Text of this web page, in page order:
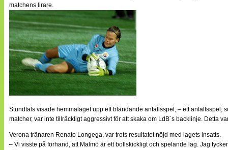
matchens lirare.
Stundtals visade hemmalaget upp ett bländande anfallsspel, – ett
matcher, var inte tillräckligt aggressivt för att skaka om LdB´s backlinje. Detta
Verona tränaren Renato Longega, var trots resultatet nöjd med lagets insatts.
– Vi visste på förhand, att Malmö är ett bollskickligt och spelande lag. Jag